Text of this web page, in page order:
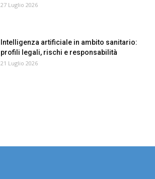
27 Luglio 2026
Intelligenza artificiale in ambito sanitario:
profili legali, rischi e responsabilità
21 Luglio 2026